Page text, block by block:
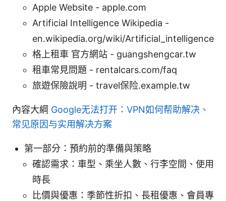
Apple Website - apple.com
Artificial Intelligence Wikipedia -
en.wikipedia.org/wiki/Artificial_intelligence
格上租車 官方網站 - guangshengcar.tw
租車常見問題 - rentalcars.com/faq
旅遊保險說明 - travel保险.example.tw
內容大綱 Google无法打开：VPN如何帮助解决、
常见原因与实用解决方案
第一部分：預約前的準備與策略
確認需求：車型、乘坐人數、行李空間、使用
時長
比價與優惠：季節性折扣、長租優惠、會員專